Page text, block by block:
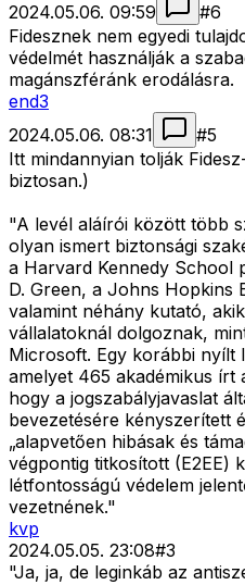
2024.05.06. 09:59
#6
Fidesznek nem egyedi
védelmét használják a
magánszféránk erodálásra.
end3
2024.05.06. 08:31
#5
Itt mindannyian tolják
biztosan.)
"A levél aláírói között több
olyan ismert biztonsági
a Harvard Kennedy School
D. Green, a Johns Hopkins
valamint néhány kutató,
vállalatoknál dolgoznak,
Microsoft. Egy korábbi nyílt
amelyet 465 akadémikus írt
hogy a jogszabályjavaslat
bevezetésére kényszerített
„alapvetően hibásak és
végpontig titkosított (E2EE)
létfontosságú védelem
vezetnének."
kvp
2024.05.05. 23:08#3
"Ja, ja, de leginkáb az